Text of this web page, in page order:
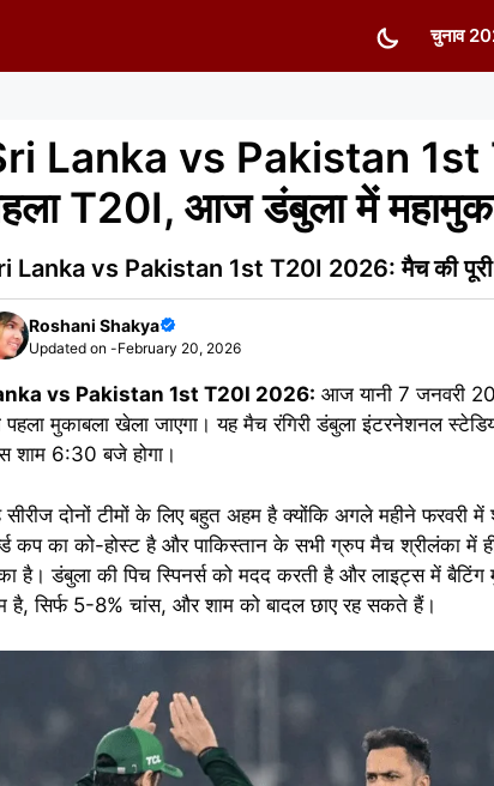
चुनाव
Lanka vs Pakistan
T20I, आज डंबुला में
Lanka vs Pakistan 1st T20I 2026: मैच की पूरी
Roshani Shakya
Updated on -February 20, 2026
vs Pakistan 1st T20I 2026: आज यानी 7 जनवरी
पहला मुकाबला खेला जाएगा। यह मैच रंगिरी डंबुला इंटरनेशनल
शाम 6:30 बजे होगा।
सीरीज दोनों टीमों के लिए बहुत अहम है क्योंकि अगले महीने
कप का को-होस्ट है और पाकिस्तान के सभी ग्रुप मैच श्रीलंका में
है। डंबुला की पिच स्पिनर्स को मदद करती है और लाइट्स में
है, सिर्फ 5-8% चांस, और शाम को बादल छाए रह सकते हैं।